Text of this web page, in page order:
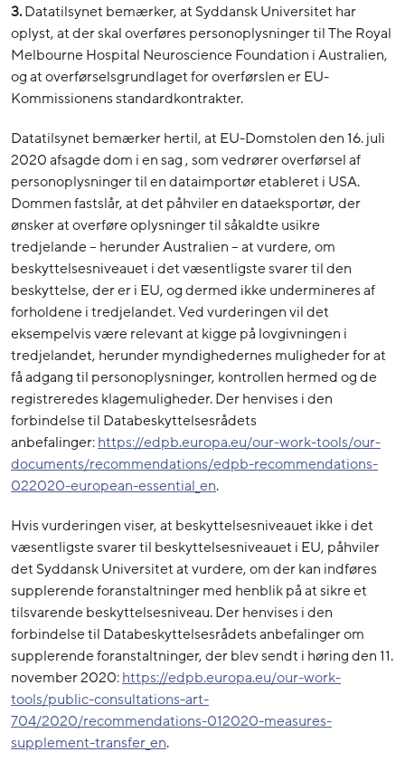
3.Datatilsynet bemærker, at Syddansk Universitet har
oplyst, at der skal overføres personoplysninger til The Royal
Melbourne Hospital Neuroscience Foundation i Australien,
og at overførselsgrundlaget for overførslen er EU-
Kommissionens standardkontrakter.
Datatilsynet bemærker hertil, at EU-Domstolen den 16. juli
2020 afsagde dom i en sag , som vedrører overførsel af
personoplysninger til en dataimportør etableret i USA.
Dommen fastslår, at det påhviler en dataeksportør, der
ønsker at overføre oplysninger til såkaldte usikre
tredjelande – herunder Australien – at vurdere, om
beskyttelsesniveauet i det væsentligste svarer til den
beskyttelse, der er i EU, og dermed ikke undermineres af
forholdene i tredjelandet. Ved vurderingen vil det
eksempelvis være relevant at kigge på lovgivningen i
tredjelandet, herunder myndighedernes muligheder for at
få adgang til personoplysninger, kontrollen hermed og de
registreredes klagemuligheder. Der henvises i den
forbindelse til Databeskyttelsesrådets
anbefalinger:https://edpb.europa.eu/our-work-tools/our-
documents/recommendations/edpb-recommendations-
022020-european-essential_en.
Hvis vurderingen viser, at beskyttelsesniveauet ikke i det
væsentligste svarer til beskyttelsesniveauet i EU, påhviler
det Syddansk Universitet at vurdere, om der kan indføres
supplerende foranstaltninger med henblik på at sikre et
tilsvarende beskyttelsesniveau. Der henvises i den
forbindelse til Databeskyttelsesrådets anbefalinger om
supplerende foranstaltninger, der blev sendt i høring den 11.
november 2020:https://edpb.europa.eu/our-work-
tools/public-consultations-art-
704/2020/recommendations-012020-measures-
supplement-transfer_en.